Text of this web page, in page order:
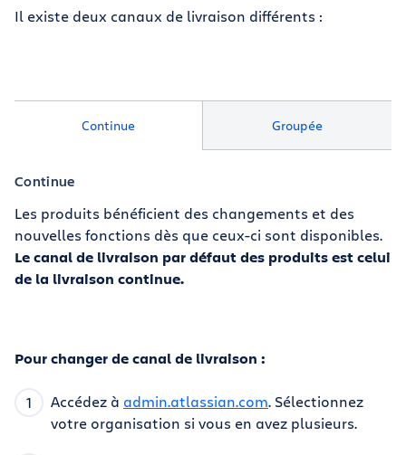
Il existe deux canaux de livraison différents :
Continue Groupée
Continue
Les produits bénéficient des changements et des
nouvelles fonctions dès que ceux-ci sont disponibles.
Le canal de livraison par défaut des produits est celui
de la livraison continue.
Pour changer de canal de livraison :
Accédez à admin.atlassian.com. Sélectionnez
votre organisation si vous en avez plusieurs.